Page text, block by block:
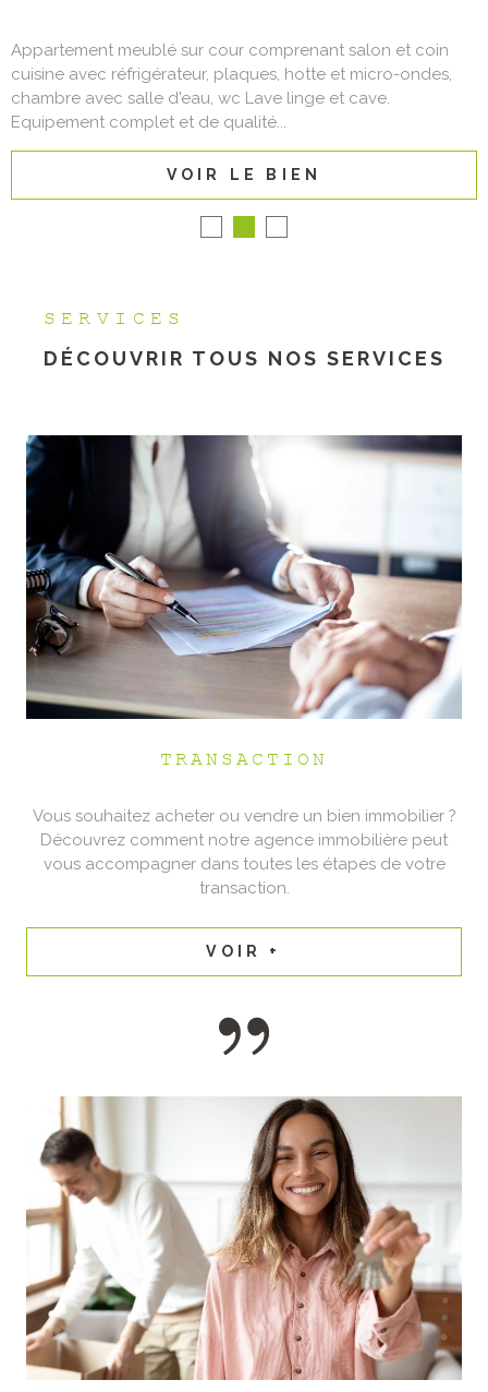
Appartement meublé sur cour comprenant salon et coin
cuisine avec réfrigérateur, plaques, hotte et micro-ondes,
chambre avec salle d'eau, wc Lave linge et cave.
Equipement complet et de qualité...
VOIR LE BIEN
SERVICES
DÉCOUVRIR TOUS NOS SERVICES
TRANSACTION
Vous souhaitez acheter ou vendre un bien immobilier ?
Découvrez comment notre agence immobilière peut
vous accompagner dans toutes les étapes de votre
transaction.
VOIR +